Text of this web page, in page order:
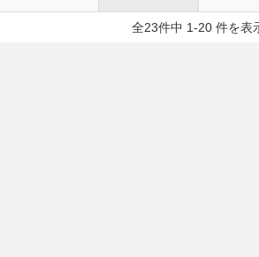
全23件中 1-20 件を表